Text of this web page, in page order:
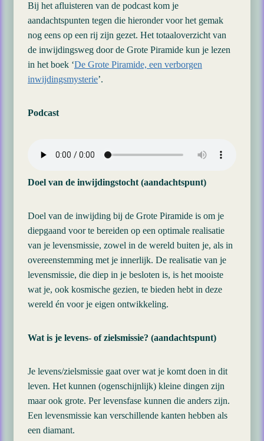
Bij het afluisteren van de podcast kom je
aandachtspunten tegen die hieronder voor het gemak
nog eens op een rij zijn gezet. Het totaaloverzicht van
de inwijdingsweg door de Grote Piramide kun je lezen
in het boek ‘De Grote Piramide, een verborgen
inwijdingsmysterie’.
Podcast
Doel van de inwijdingstocht (aandachtspunt)
Doel van de inwijding bij de Grote Piramide is om je
diepgaand voor te bereiden op een optimale realisatie
van je levensmissie, zowel in de wereld buiten je, als in
overeenstemming met je innerlijk. De realisatie van je
levensmissie, die diep in je besloten is, is het mooiste
wat je, ook kosmische gezien, te bieden hebt in deze
wereld én voor je eigen ontwikkeling.
Wat is je levens- of zielsmissie? (aandachtspunt)
Je levens/zielsmissie gaat over wat je komt doen in dit
leven. Het kunnen (ogenschijnlijk) kleine dingen zijn
maar ook grote. Per levensfase kunnen die anders zijn.
Een levensmissie kan verschillende kanten hebben als
een diamant.